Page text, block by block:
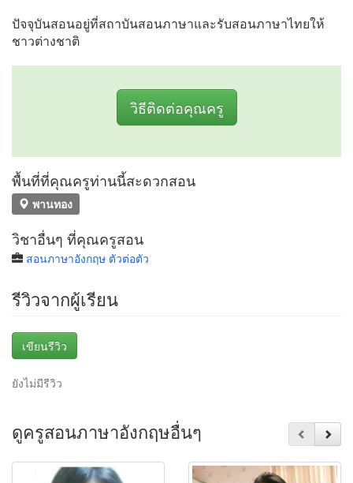
ปัจจุบันสอนอยู่ที่สถาบันสอนภาษาและรับสอนภาษาไทยให้
ชาวต่างชาติ
วิธีติดต่อคุณครู
พื้นที่ที่คุณครูท่านนี้สะดวกสอน
พานทอง
วิชาอื่นๆ ที่คุณครูสอน
สอนภาษาอังกฤษ ตัวต่อตัว
รีวิวจากผู้เรียน
เขียนรีวิว
ยังไม่มีรีวิว
ดูครูสอนภาษาอังกฤษอื่นๆ